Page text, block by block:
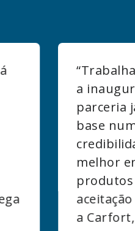
a Carfort desde
loja. Nossa
anos com
de confiança e
tem a
com boa
norte. Com
oferecer